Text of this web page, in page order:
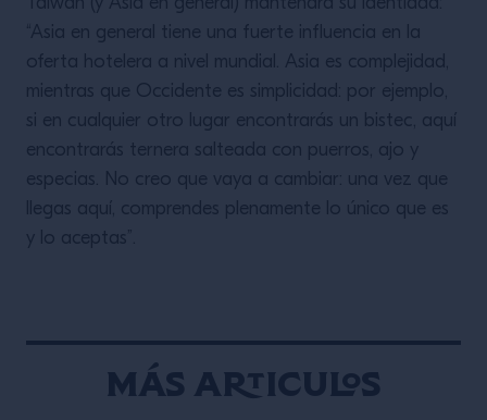
“Asia en general tiene una fuerte influencia en la
oferta hotelera a nivel mundial. Asia es complejidad,
mientras que Occidente es simplicidad: por ejemplo,
si en cualquier otro lugar encontrarás un bistec, aquí
encontrarás ternera salteada con puerros, ajo y
especias. No creo que vaya a cambiar: una vez que
llegas aquí, comprendes plenamente lo único que es
y lo aceptas”.
Más articulos